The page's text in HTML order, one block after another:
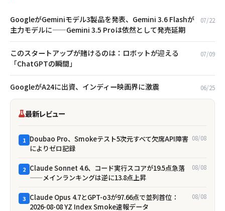
GoogleがGeminiモデル3製品を発表、Gemini 3.6 Flashが
主力モデルに——Gemini 3.5 Proは依然として発売延期
07/22
このスタートアップが賭けるのは：ロボットが迎える
「ChatGPTの瞬間」
07/09
GoogleがA24に出資、インディー映画界に激震 06/25
最新レビュー
1 Doubao Pro、Smokeテスト5次元すべて欠席――API障害
によりゼロ記録
08/08
2 Claude Sonnet 4.6、コード実行スコアが19.5点急落
——メインランキングは逆に13.8点上昇
08/08
3 Claude Opus 4.7とGPT-o3が97.66点で並列首位：
2026-08-08 YZ Index Smoke速報データ
08/08